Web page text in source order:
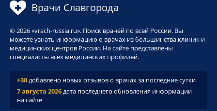
Врачи Славгорода
© 2026 «vrach-russia.ru». Поиск врачей по всей России. Вы
можете узнать информацию о врачах из большинства клиник и
медицинских центров России. На сайте представлены
специалисты всех медицинских профилей.
+30добавлено новых отзывов о врачах за последние сутки
7 августа 2026дата последнего обновления информации
на сайте